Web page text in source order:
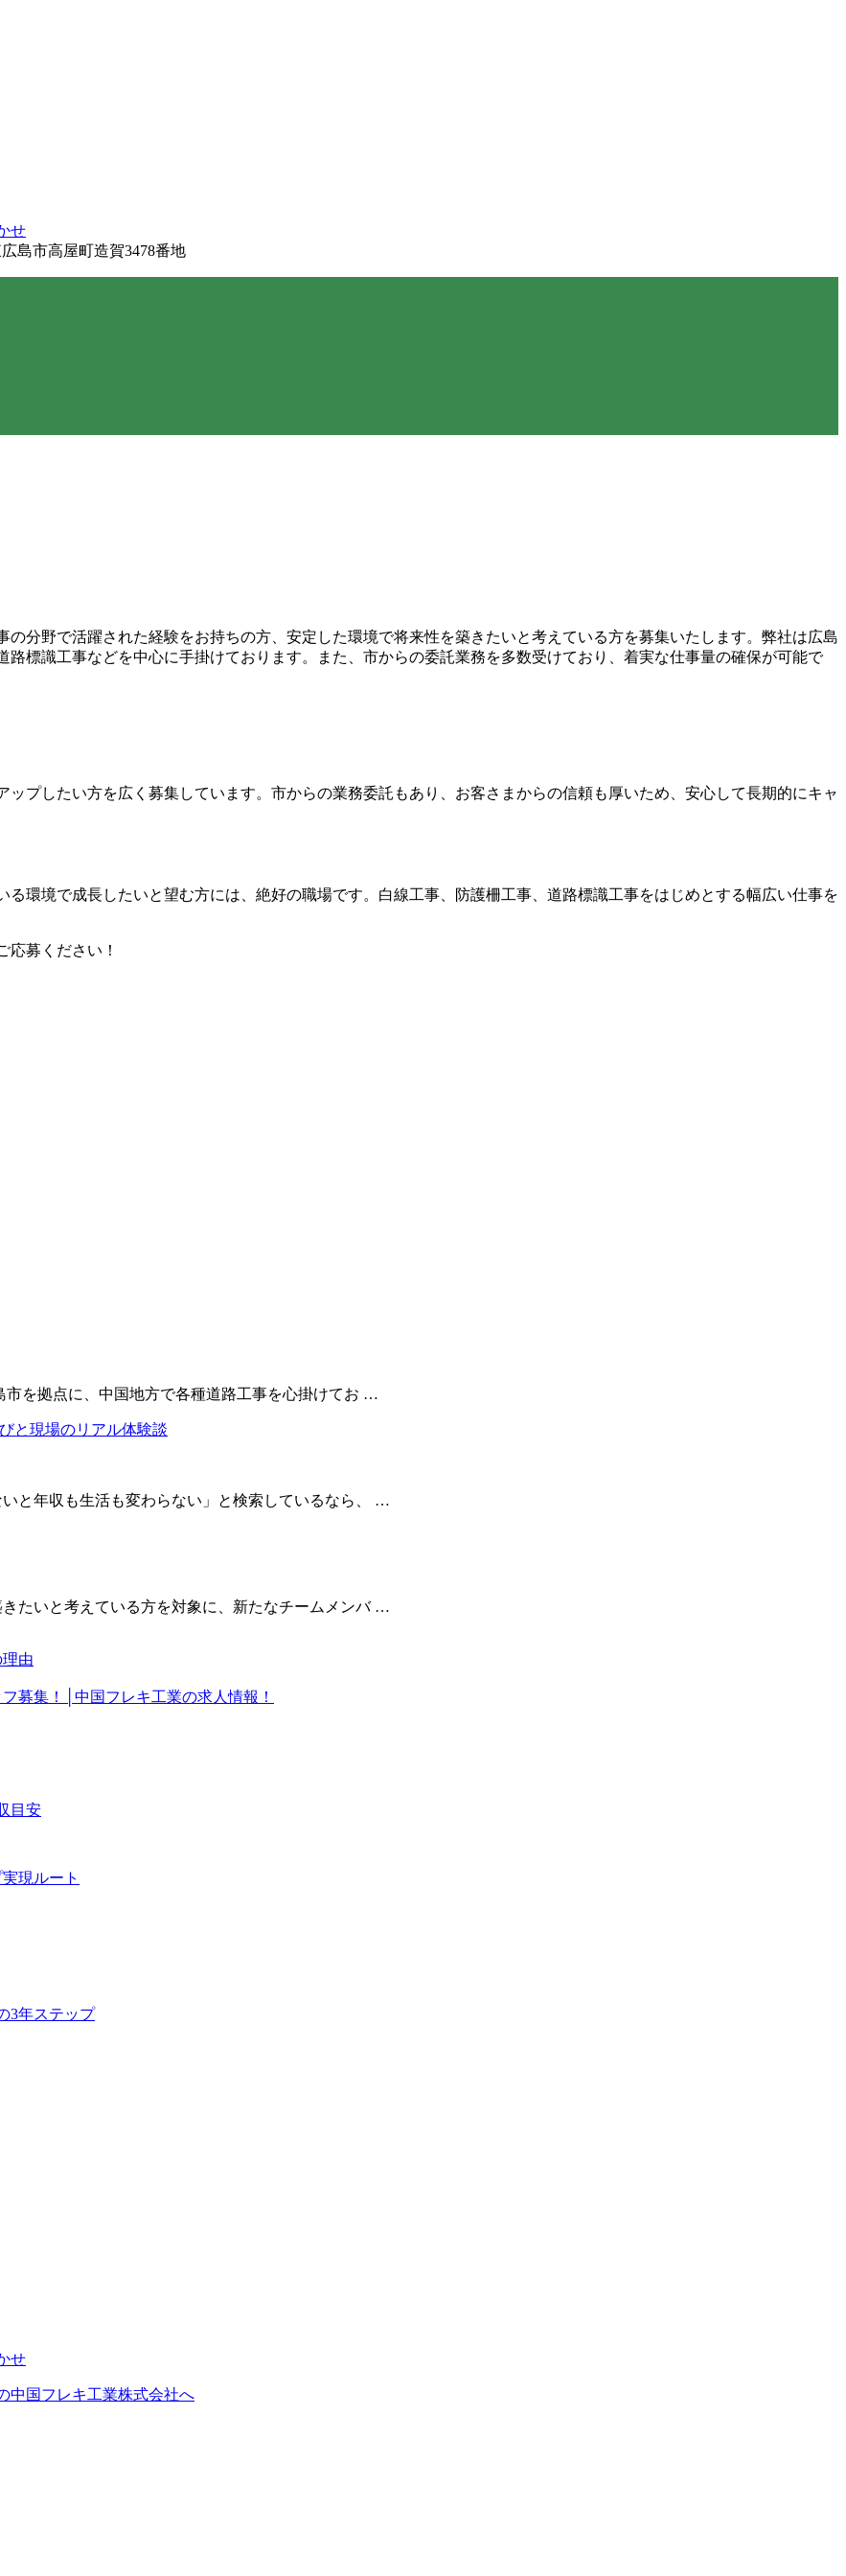
分野で活躍された経験をお持ちの方、安定した環境で将来性を築きたいと考えている方を募集いたします。弊社は広島
標識工事などを中心に手掛けております。また、市からの委託業務を多数受けており、着実な仕事量の確保が可能で
プしたい方を広く募集しています。市からの業務委託もあり、お客さまからの信頼も厚いため、安心して長期的にキャ
環境で成長したいと望む方には、絶好の職場です。白線工事、防護柵工事、道路標識工事をはじめとする幅広い仕事を
応募ください！
を拠点に、中国地方で各種道路工事を心掛けてお …
と年収も生活も変わらない」と検索しているなら、 …
たいと考えている方を対象に、新たなチームメンバ …
由
募集！│中国フレキ工業の求人情報！
目安
現ルート
3年ステップ
中国フレキ工業株式会社へ